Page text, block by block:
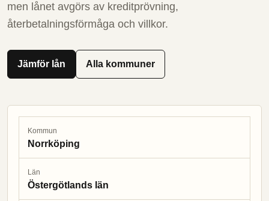
men lånet avgörs av kreditprövning,
återbetalningsförmåga och villkor.
Jämför lån Alla kommuner
Kommun
Norrköping
Län
Östergötlands län